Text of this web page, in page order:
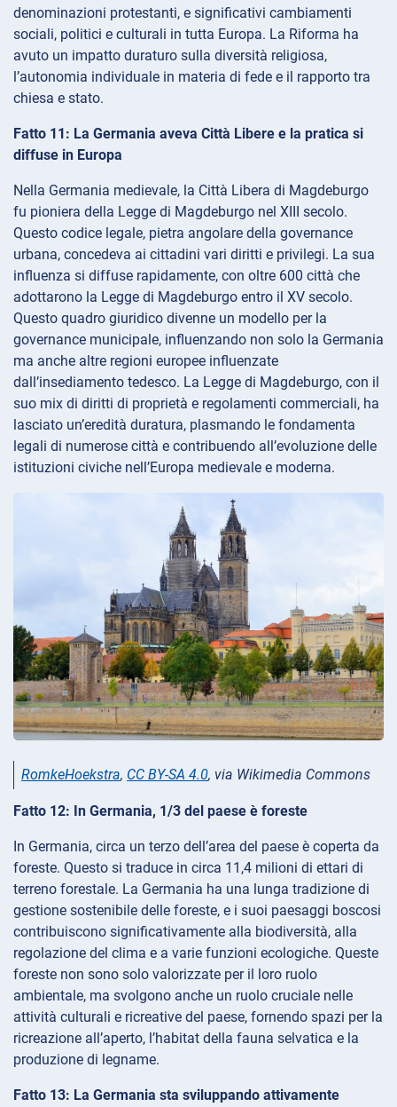
denominazioni protestanti, e significativi cambiamenti
sociali, politici e culturali in tutta Europa. La Riforma ha
avuto un impatto duraturo sulla diversità religiosa,
l’autonomia individuale in materia di fede e il rapporto tra
chiesa e stato.
Fatto 11: La Germania aveva Città Libere e la pratica si
diffuse in Europa
Nella Germania medievale, la Città Libera di Magdeburgo
fu pioniera della Legge di Magdeburgo nel XIII secolo.
Questo codice legale, pietra angolare della governance
urbana, concedeva ai cittadini vari diritti e privilegi. La sua
influenza si diffuse rapidamente, con oltre 600 città che
adottarono la Legge di Magdeburgo entro il XV secolo.
Questo quadro giuridico divenne un modello per la
governance municipale, influenzando non solo la Germania
ma anche altre regioni europee influenzate
dall’insediamento tedesco. La Legge di Magdeburgo, con il
suo mix di diritti di proprietà e regolamenti commerciali, ha
lasciato un’eredità duratura, plasmando le fondamenta
legali di numerose città e contribuendo all’evoluzione delle
istituzioni civiche nell’Europa medievale e moderna.
RomkeHoekstra, CC BY-SA 4.0, via Wikimedia Commons
Fatto 12: In Germania, 1/3 del paese è foreste
In Germania, circa un terzo dell’area del paese è coperta da
foreste. Questo si traduce in circa 11,4 milioni di ettari di
terreno forestale. La Germania ha una lunga tradizione di
gestione sostenibile delle foreste, e i suoi paesaggi boscosi
contribuiscono significativamente alla biodiversità, alla
regolazione del clima e a varie funzioni ecologiche. Queste
foreste non sono solo valorizzate per il loro ruolo
ambientale, ma svolgono anche un ruolo cruciale nelle
attività culturali e ricreative del paese, fornendo spazi per la
ricreazione all’aperto, l’habitat della fauna selvatica e la
produzione di legname.
Fatto 13: La Germania sta sviluppando attivamente